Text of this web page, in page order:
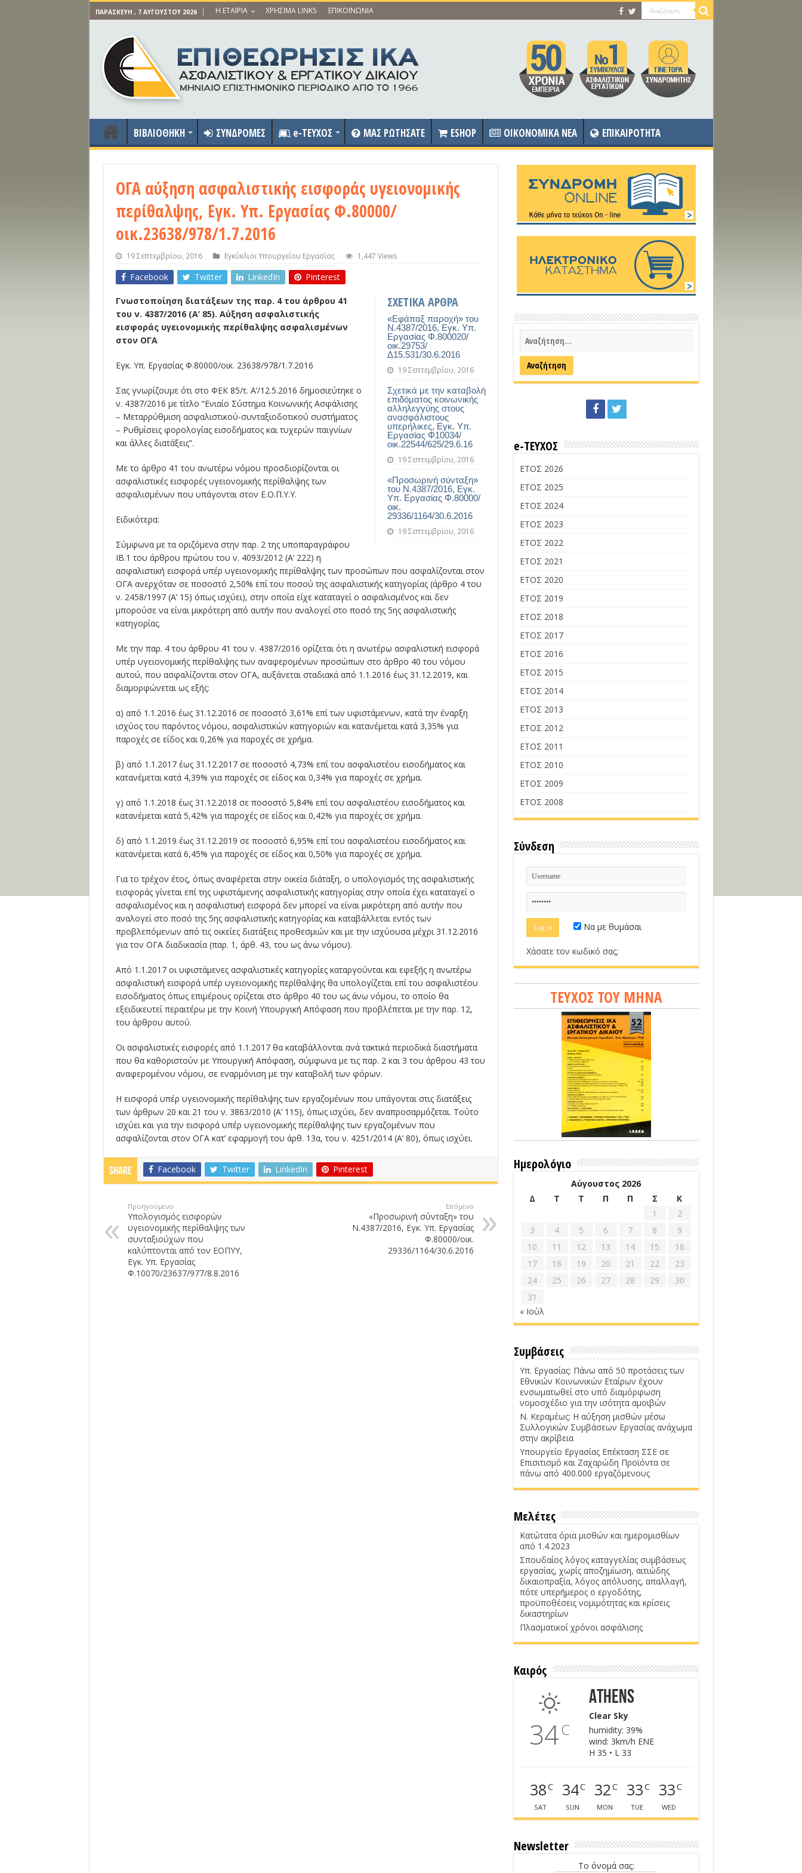
ΠΑΡΑΣΚΕΥΉ , 7 ΑΥΓΟΎΣΤΟΥ 2026 Η ΕΤΑΙΡΙΑ ΧΡΗΣΙΜΑ LINKS ΕΠΙΚΟΙΝΩΝΙΑ
ΒΙΒΛΙΟΘΗΚΗ ΣΥΝΔΡΟΜΕΣ e-ΤΕΥΧΟΣ ΜΑΣ ΡΩΤΗΣΑΤΕ ESHOP OIKONOMIKA NEA ΕΠΙΚΑΙΡΟΤΗΤΑ
ΟΓΑ αύξηση ασφαλιστικής εισφοράς υγειονομικής
περίθαλψης, Εγκ. Υπ. Εργασίας Φ.80000/
οικ.23638/978/1.7.2016
19 Σεπτεμβρίου, 2016 Εγκύκλιοι Υπουργείου Εργασίας 1,447 Views
Facebook Twitter LinkedIn Pinterest
ΣΧΕΤΙΚΑ ΑΡΘΡΑ
«Εφάπαξ παροχή» του
Ν.4387/2016, Εγκ. Υπ.
Εργασίας Φ.800020/
οικ.29753/
Δ15.531/30.6.2016
19 Σεπτεμβρίου, 2016
Σχετικά με την καταβολή
επιδόματος κοινωνικής
αλληλεγγύης στους
ανασφάλιστους
υπερήλικες, Εγκ. Υπ.
Εργασίας Φ10034/
οικ.22544/625/29.6.16
19 Σεπτεμβρίου, 2016
«Προσωρινή σύνταξη»
του Ν.4387/2016, Εγκ.
Υπ. Εργασίας Φ.80000/
οικ.
29336/1164/30.6.2016
19 Σεπτεμβρίου, 2016
Γνωστοποίηση διατάξεων της παρ. 4 του άρθρου 41
του ν. 4387/2016 (Α’ 85). Αύξηση ασφαλιστικής
εισφοράς υγειονομικής περίθαλψης ασφαλισμένων
στον ΟΓΑ
Εγκ. Υπ. Εργασίας Φ.80000/οικ. 23638/978/1.7.2016
Σας γνωρίζουμε ότι στο ΦΕΚ 85/τ. Α’/12.5.2016 δημοσιεύτηκε ο
ν. 4387/2016 με τίτλο “Ενιαίο Σύστημα Κοινωνικής Ασφάλισης
– Μεταρρύθμιση ασφαλιστικού-συνταξιοδοτικού συστήματος
– Ρυθμίσεις φορολογίας εισοδήματος και τυχερών παιγνίων
και άλλες διατάξεις”.
Με το άρθρο 41 του ανωτέρω νόμου προσδιορίζονται οι
ασφαλιστικές εισφορές υγειονομικής περίθαλψης των
ασφαλισμένων που υπάγονται στον Ε.Ο.Π.Υ.Υ.
Ειδικότερα:
Σύμφωνα με τα οριζόμενα στην παρ. 2 της υποπαραγράφου
ΙΒ.1 του άρθρου πρώτου του ν. 4093/2012 (Α’ 222) η
ασφαλιστική εισφορά υπέρ υγειονομικής περίθαλψης των προσώπων που ασφαλίζονται στον
ΟΓΑ ανερχόταν σε ποσοστό 2,50% επί του ποσού της ασφαλιστικής κατηγορίας (άρθρο 4 του
ν. 2458/1997 (Α’ 15) όπως ισχύει), στην οποία είχε καταταγεί ο ασφαλισμένος και δεν
μπορούσε να είναι μικρότερη από αυτήν που αναλογεί στο ποσό της 5ης ασφαλιστικής
κατηγορίας.
Με την παρ. 4 του άρθρου 41 του ν. 4387/2016 ορίζεται ότι η ανωτέρω ασφαλιστική εισφορά
υπέρ υγειονομικής περίθαλψης των αναφερομένων προσώπων στο άρθρο 40 του νόμου
αυτού, που ασφαλίζονται στον ΟΓΑ, αυξάνεται σταδιακά από 1.1.2016 έως 31.12.2019, και
διαμορφώνεται ως εξής:
α) από 1.1.2016 έως 31.12.2016 σε ποσοστό 3,61% επί των υφιστάμενων, κατά την έναρξη
ισχύος του παρόντος νόμου, ασφαλιστικών κατηγοριών και κατανέμεται κατά 3,35% για
παροχές σε είδος και 0,26% για παροχές σε χρήμα.
β) από 1.1.2017 έως 31.12.2017 σε ποσοστό 4,73% επί του ασφαλιστέου εισοδήματος και
κατανέμεται κατά 4,39% για παροχές σε είδος και 0,34% για παροχές σε χρήμα.
γ) από 1.1.2018 έως 31.12.2018 σε ποσοστό 5,84% επί του ασφαλιστέου εισοδήματος και
κατανέμεται κατά 5,42% για παροχές σε είδος και 0,42% για παροχές σε χρήμα.
δ) από 1.1.2019 έως 31.12.2019 σε ποσοστό 6,95% επί του ασφαλιστέου εισοδήματος και
κατανέμεται κατά 6,45% για παροχές σε είδος και 0,50% για παροχές σε χρήμα.
Για το τρέχον έτος, όπως αναφέρεται στην οικεία διάταξη, ο υπολογισμός της ασφαλιστικής
εισφοράς γίνεται επί της υφιστάμενης ασφαλιστικής κατηγορίας στην οποία έχει καταταγεί ο
ασφαλισμένος και η ασφαλιστική εισφορά δεν μπορεί να είναι μικρότερη από αυτήν που
αναλογεί στο ποσό της 5ης ασφαλιστικής κατηγορίας και καταβάλλεται εντός των
προβλεπόμενων από τις οικείες διατάξεις προθεσμιών και με την ισχύουσα μέχρι 31.12.2016
για τον ΟΓΑ διαδικασία (παρ. 1, άρθ. 43, του ως άνω νόμου).
Από 1.1.2017 οι υφιστάμενες ασφαλιστικές κατηγορίες καταργούνται και εφεξής η ανωτέρω
ασφαλιστική εισφορά υπέρ υγειονομικής περίθαλψης θα υπολογίζεται επί του ασφαλιστέου
εισοδήματος όπως επιμέρους ορίζεται στο άρθρο 40 του ως άνω νόμου, το οποίο θα
εξειδικευτεί περαιτέρω με την Κοινή Υπουργική Απόφαση που προβλέπεται με την παρ. 12,
του άρθρου αυτού.
Οι ασφαλιστικές εισφορές από 1.1.2017 θα καταβάλλονται ανά τακτικά περιοδικά διαστήματα
που θα καθοριστούν με Υπουργική Απόφαση, σύμφωνα με τις παρ. 2 και 3 του άρθρου 43 του
αναφερομένου νόμου, σε εναρμόνιση με την καταβολή των φόρων.
Η εισφορά υπέρ υγειονομικής περίθαλψης των εργαζομένων που υπάγονται στις διατάξεις
των άρθρων 20 και 21 του ν. 3863/2010 (Α’ 115), όπως ισχύει, δεν αναπροσαρμόζεται. Τούτο
ισχύει και για την εισφορά υπέρ υγειονομικής περίθαλψης των εργαζομένων που
ασφαλίζονται στον ΟΓΑ κατ’ εφαρμογή του άρθ. 13α, του ν. 4251/2014 (Α’ 80), όπως ισχύει.
Share Facebook Twitter LinkedIn Pinterest
Προηγούμενο
Υπολογισμός εισφορών
υγειονομικής περίθαλψης των
συνταξιούχων που
καλύπτονται από τον ΕΟΠΥΥ,
Εγκ. Υπ. Εργασίας
Φ.10070/23637/977/8.8.2016
Επόμενο
«Προσωρινή σύνταξη» του
Ν.4387/2016, Εγκ. Υπ. Εργασίας
Φ.80000/οικ.
29336/1164/30.6.2016
e-ΤΕΥΧΟΣ
ΕΤΟΣ 2026
ΕΤΟΣ 2025
ΕΤΟΣ 2024
ΕΤΟΣ 2023
ΕΤΟΣ 2022
ΕΤΟΣ 2021
ΕΤΟΣ 2020
ΕΤΟΣ 2019
ΕΤΟΣ 2018
ΕΤΟΣ 2017
ΕΤΟΣ 2016
ΕΤΟΣ 2015
ΕΤΟΣ 2014
ΕΤΟΣ 2013
ΕΤΟΣ 2012
ΕΤΟΣ 2011
ΕΤΟΣ 2010
ΕΤΟΣ 2009
ΕΤΟΣ 2008
Σύνδεση
Να με θυμάσαι
Χάσατε τον κωδικό σας;
ΤΕΥΧΟΣ ΤΟΥ ΜΗΝΑ
Ημερολόγιο
Αύγουστος 2026
Δ
Τ Τ Π Π Σ
Κ
1
2
3
4 5 6 7 8
9
10
11 12 13 14 15
16
17
18 19 20 21 22
23
24
25 26 27 28 29
30
31
« Ιούλ
Συμβάσεις
Υπ. Εργασίας: Πάνω από 50 προτάσεις των
Εθνικών Κοινωνικών Εταίρων έχουν
ενσωματωθεί στο υπό διαμόρφωση
νομοσχέδιο για την ισότητα αμοιβών
Ν. Κεραμέως: Η αύξηση μισθών μέσω
Συλλογικών Συμβάσεων Εργασίας ανάχωμα
στην ακρίβεια
Υπουργείο Εργασίας Επέκταση ΣΣΕ σε
Επισιτισμό και Ζαχαρώδη Προϊόντα σε
πάνω από 400.000 εργαζόμενους
Μελέτες
Κατώτατα όρια μισθών και ημερομισθίων
από 1.4.2023
Σπουδαίος λόγος καταγγελίας συμβάσεως
εργασίας, χωρίς αποζημίωση, αιτιώδης
δικαιοπραξία, λόγος απόλυσης, απαλλαγή,
πότε υπερήμερος ο εργοδότης,
προϋποθέσεις νομιμότητας και κρίσεις
δικαστηρίων
Πλασματικοί χρόνοι ασφάλισης
Καιρός
34C
Athens
Clear Sky
humidity: 39%
wind: 3km/h ENE
H 35 • L 33
38C
SAT
34C
SUN
32C
MON
33C
TUE
33C
WED
Newsletter
Το όνομά σας: